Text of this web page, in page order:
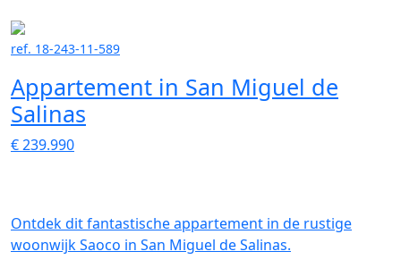
ref. 18-243-11-589
Appartement in San Miguel de
Salinas
€ 239.990
Ontdek dit fantastische appartement in de rustige
woonwijk Saoco in San Miguel de Salinas.